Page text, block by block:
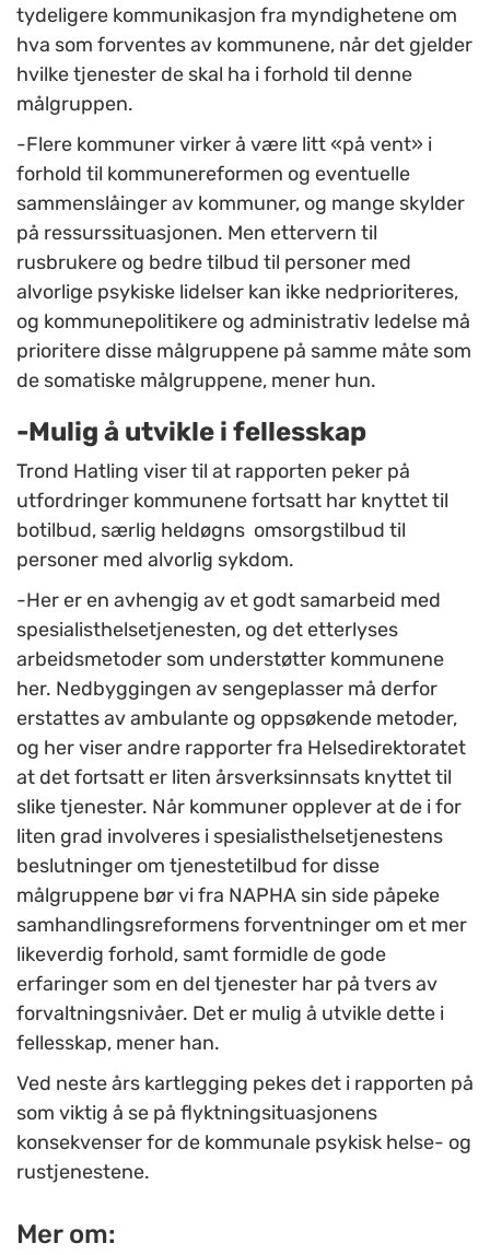
tydeligere kommunikasjon fra myndighetene om
hva som forventes av kommunene, når det gjelder
hvilke tjenester de skal ha i forhold til denne
målgruppen.
-Flere kommuner virker å være litt «på vent» i
forhold til kommunereformen og eventuelle
sammenslåinger av kommuner, og mange skylder
på ressurssituasjonen. Men ettervern til
rusbrukere og bedre tilbud til personer med
alvorlige psykiske lidelser kan ikke nedprioriteres,
og kommunepolitikere og administrativ ledelse må
prioritere disse målgruppene på samme måte som
de somatiske målgruppene, mener hun.
-Mulig å utvikle i fellesskap
Trond Hatling viser til at rapporten peker på
utfordringer kommunene fortsatt har knyttet til
botilbud, særlig heldøgns omsorgstilbud til
personer med alvorlig sykdom.
-Her er en avhengig av et godt samarbeid med
spesialisthelsetjenesten, og det etterlyses
arbeidsmetoder som understøtter kommunene
her. Nedbyggingen av sengeplasser må derfor
erstattes av ambulante og oppsøkende metoder,
og her viser andre rapporter fra Helsedirektoratet
at det fortsatt er liten årsverksinnsats knyttet til
slike tjenester. Når kommuner opplever at de i for
liten grad involveres i spesialisthelsetjenestens
beslutninger om tjenestetilbud for disse
målgruppene bør vi fra NAPHA sin side påpeke
samhandlingsreformens forventninger om et mer
likeverdig forhold, samt formidle de gode
erfaringer som en del tjenester har på tvers av
forvaltningsnivåer. Det er mulig å utvikle dette i
fellesskap, mener han.
Ved neste års kartlegging pekes det i rapporten på
som viktig å se på flyktningsituasjonens
konsekvenser for de kommunale psykisk helse- og
rustjenestene.
Mer om: